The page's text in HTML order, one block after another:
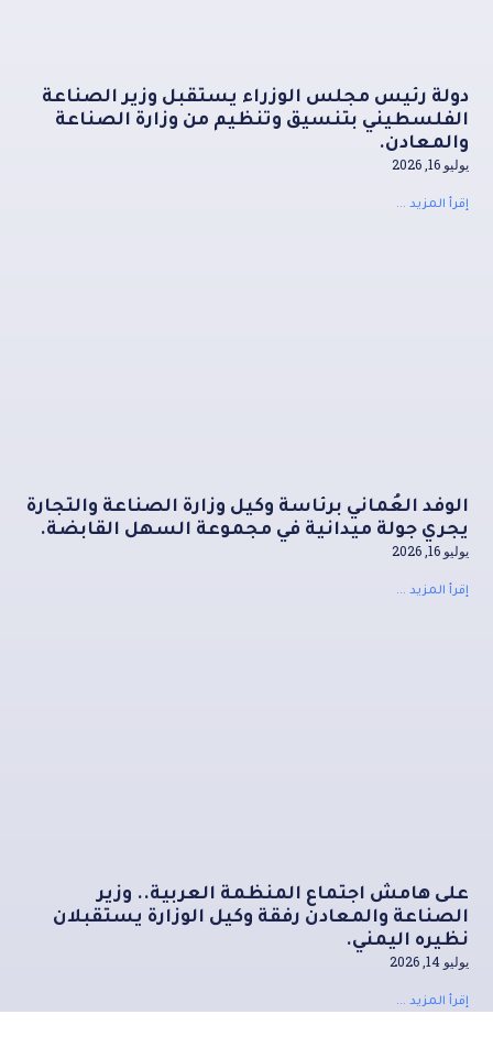
دولة رئيس مجلس الوزراء يستقبل وزير الصناعة
الفلسطيني بتنسيق وتنظيم من وزارة الصناعة
والمعادن.
يوليو 16, 2026
إقرأ المزيد ...
الوفد العُماني برئاسة وكيل وزارة الصناعة والتجارة
يجري جولة ميدانية في مجموعة السهل القابضة.
يوليو 16, 2026
إقرأ المزيد ...
على هامش اجتماع المنظمة العربية.. وزير
الصناعة والمعادن رفقة وكيل الوزارة يستقبلان
نظيره اليمني.
يوليو 14, 2026
إقرأ المزيد ...